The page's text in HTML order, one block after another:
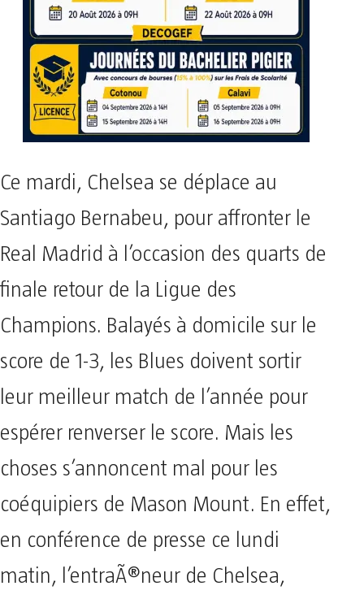
Ce mardi, Chelsea se déplace au
Santiago Bernabeu, pour affronter le
Real Madrid à l’occasion des quarts de
finale retour de la Ligue des
Champions. Balayés à domicile sur le
score de 1-3, les Blues doivent sortir
leur meilleur match de l’année pour
espérer renverser le score. Mais les
choses s’annoncent mal pour les
coéquipiers de Mason Mount. En effet,
en conférence de presse ce lundi
matin, l’entraÃ®neur de Chelsea,